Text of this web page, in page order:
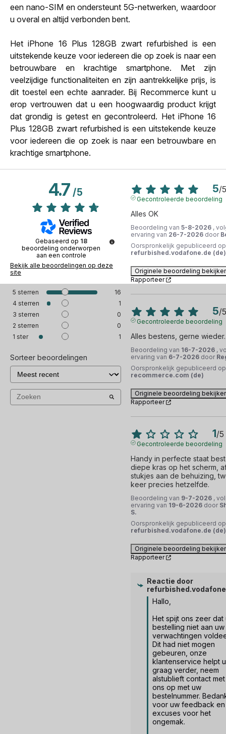
een nano-SIM en ondersteunt 5G-netwerken, waardoor
u overal en altijd verbonden bent.
Het iPhone 16 Plus 128GB zwart refurbished is een
uitstekende keuze voor iedereen die op zoek is naar een
betrouwbare en krachtige smartphone. Met zijn
veelzijdige functionaliteiten en zijn aantrekkelijke prijs, is
dit toestel een echte aanrader. Bij Recommerce kunt u
erop vertrouwen dat u een hoogwaardig product krijgt
dat grondig is getest en gecontroleerd. Het iPhone 16
Plus 128GB zwart refurbished is een uitstekende keuze
voor iedereen die op zoek is naar een betrouwbare en
krachtige smartphone.
4.7/5
Gebaseerd op 18
beoordeling onderworpen
aan een controle
Bekijk alle beoordelingen op deze
site
5 sterren
16
4 sterren
1
3 sterren
0
2 sterren
0
1 ster 1
Sorteer beoordelingen
5/5
Gecontroleerde beoordeling
Alles OK
Beoordeling van 5-8-2026 ,
ervaring van 26-7-2026 door
Oorspronkelijk gepubliceerd op
refurbished.vodafone.de (de)
Originele beoordeling
Rapporteer
5/5
Gecontroleerde beoordeling
Alles bestens, gerne wieder.
Beoordeling van 16-7-2026 ,
ervaring van 6-7-2026 door
Oorspronkelijk gepubliceerd op
recommerce.com (de)
Originele beoordeling
Rapporteer
1/5
Gecontroleerde beoordeling
Handy in perfecte staat
diepe kras op het scherm,
stukjes aan de behuizing,
keer precies hetzelfde.
Beoordeling van 9-7-2026 ,
ervaring van 19-6-2026 door
S.
Oorspronkelijk gepubliceerd op
refurbished.vodafone.de (de)
Originele beoordeling
Rapporteer
Reactie door
Hallo,
Het spijt ons zeer dat
bestelling niet aan uw
verwachtingen
Dit had niet mogen
gebeuren, onze
klantenservice helpt u
graag verder, neem
alstublieft contact met
ons op met uw
bestelnummer.
voor uw feedback en
excuses voor het
ongemak.